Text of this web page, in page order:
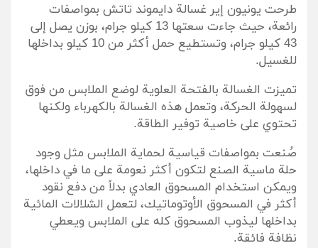
طرحت يونيون إير غسالة دايموند تاتش بمواصفات
رائعة، حيث جاءت سعتها 13 كيلو جرام، بوزن يصل إلى
43 كيلو جرام، وتستطيع حمل أكثر من 10 كيلو بداخلها
للغسيل.
تميزت الغسالة بالفتحة العلوية لوضع الملابس من فوق
لسهولة الحركة، وتعمل هذه الغسالة بالكهرباء ولكنها
تحتوي على خاصية توفير الطاقة.
صُنعت بمواصفات قياسية لحماية الملابس مثل وجود
حلة ماسية الصنع لتكون أكثر نعومة على ما في داخلها،
ويمكن استخدام المسحوق العادي بدلاً من دفع نقود
أكثر في المسحوق الأوتوماتيك، لتعمل الشلالات المائية
بداخلها ليذوب المسحوق كله على الملابس ويعطي
نظافة فائقة.